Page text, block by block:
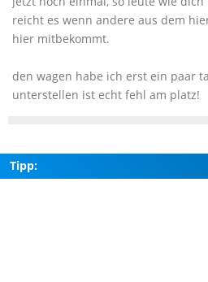
reicht es wenn andere aus dem
hier mitbekommt.
den wagen habe ich erst ein paar
unterstellen ist echt fehl am platz!
Tipp: